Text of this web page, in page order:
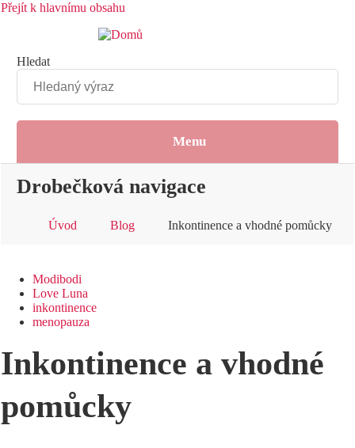
Přejít k hlavnímu obsahu
Hledat
Menu
Drobečková navigace
Úvod Blog Inkontinence a vhodné pomůcky
Modibodi
Love Luna
inkontinence
menopauza
Inkontinence a vhodné
pomůcky